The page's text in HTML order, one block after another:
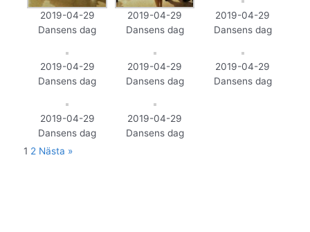
2019-04-29
Dansens dag
2019-04-29
Dansens dag
2019-04-29
Dansens dag
2019-04-29
Dansens dag
2019-04-29
Dansens dag
2019-04-29
Dansens dag
2019-04-29
Dansens dag
2019-04-29
Dansens dag
1 2 Nästa »